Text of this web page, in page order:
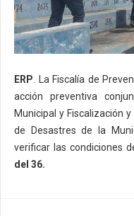
ERP. La Fiscalía de
acción preventiva
Municipal y Fiscalización
de Desastres de la
verificar las condiciones
del 36.